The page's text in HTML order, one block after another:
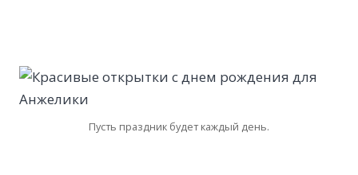
Пусть праздник будет каждый день.